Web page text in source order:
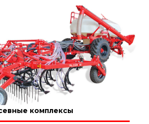
комплексы